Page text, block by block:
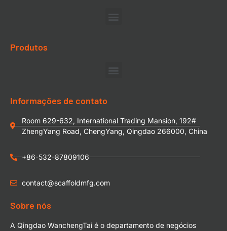
Produtos
Informações de contato
Room 629-632, International Trading Mansion, 192#
ZhengYang Road, ChengYang, Qingdao 266000, China
+86-532-87809106
contact@scaffoldmfg.com
Sobre nós
A Qingdao WanchengTai é o departamento de negócios